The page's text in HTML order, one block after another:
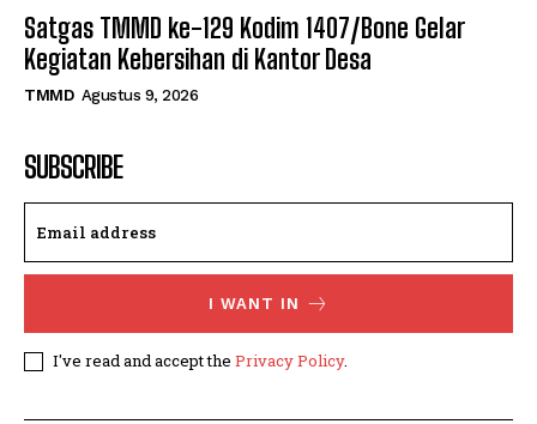
Satgas TMMD ke-129 Kodim 1407/Bone Gelar
Kegiatan Kebersihan di Kantor Desa
TMMD Agustus 9, 2026
SUBSCRIBE
I WANT IN
I've read and accept the Privacy Policy.